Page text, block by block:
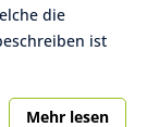
die
ist
Mehr lesen